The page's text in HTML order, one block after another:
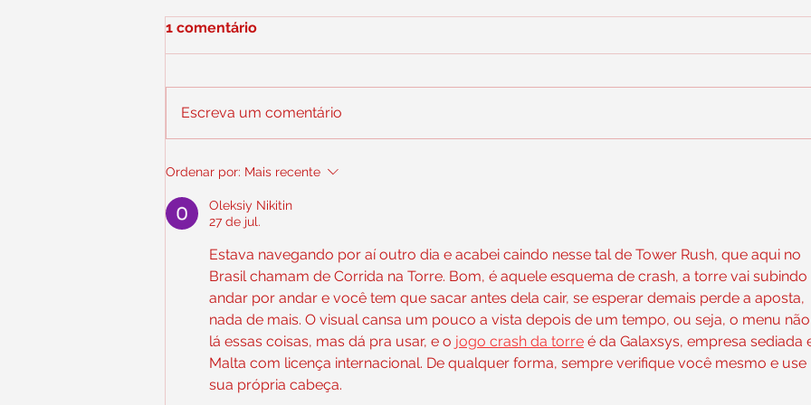
Controladora do iFood,
Prosus compra a Decolar
por US$ 1,7 bilhão
1 comentário
Escreva um comentário
Ordenar por: Mais recente
Oleksiy Nikitin
27 de jul.
Estava navegando por aí outro dia e acabei caindo nesse tal de Tower Rush, que aqui no
Brasil chamam de Corrida na Torre. Bom, é aquele esquema de crash, a torre vai subindo
andar por andar e você tem que sacar antes dela cair, se esperar demais perde a aposta,
nada de mais. O visual cansa um pouco a vista depois de um tempo, ou seja, o menu
lá essas coisas, mas dá pra usar, e o jogo crash da torre é da Galaxsys, empresa sediada
Malta com licença internacional. De qualquer forma, sempre verifique você mesmo e use
sua própria cabeça.